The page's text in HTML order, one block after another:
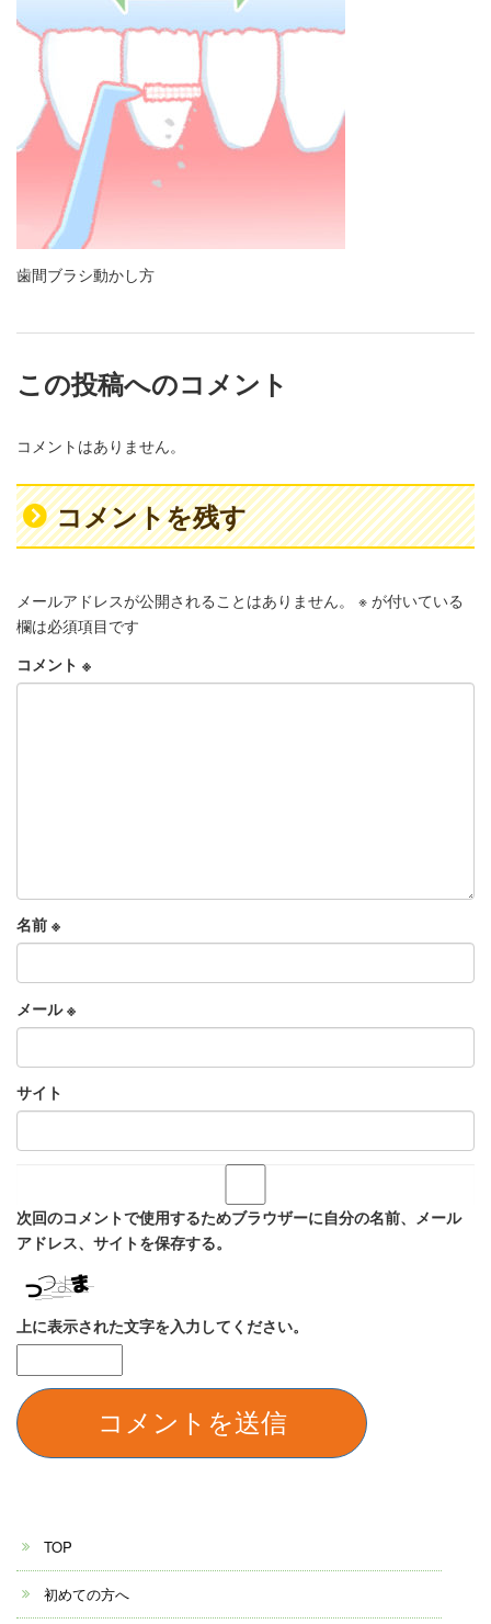
歯間ブラシ動かし方
この投稿へのコメント
コメントはありません。
コメントを残す
メールアドレスが公開されることはありません。 ※ が付いている
欄は必須項目です
コメント ※
名前 ※
メール※
サイト
次回のコメントで使用するためブラウザーに自分の名前、メール
アドレス、サイトを保存する。
上に表示された文字を入力してください。
TOP
初めての方へ